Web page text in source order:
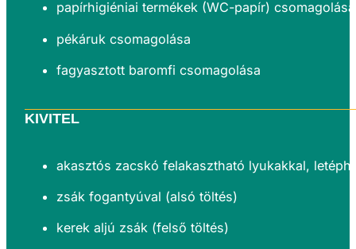
papírhigiéniai termékek (WC-papír) csomagolása
pékáruk csomagolása
fagyasztott baromfi csomagolása
KIVITEL
akasztós zacskó felakasztható lyukakkal,
zsák fogantyúval (alsó töltés)
kerek aljú zsák (felső töltés)